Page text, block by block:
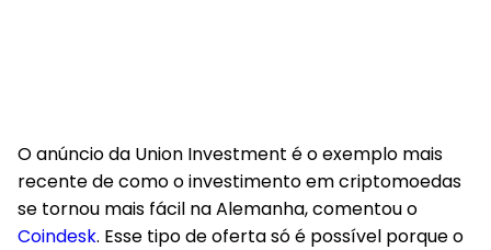
O anúncio da Union Investment é o exemplo mais
recente de como o investimento em criptomoedas
se tornou mais fácil na Alemanha, comentou o
Coindesk. Esse tipo de oferta só é possível porque o